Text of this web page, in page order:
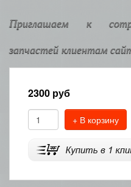
Приглашаем к
запчастей клиентам
2300 руб
+ В корзину